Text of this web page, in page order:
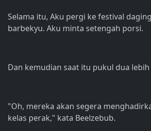
Selama itu, Aku pergi ke festival
barbekyu. Aku minta setengah porsi.
Dan kemudian saat itu pukul dua
"Oh, mereka akan segera
kelas perak," kata Beelzebub.